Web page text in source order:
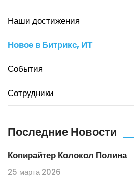
Наши достижения
Новое в Битрикс, ИТ
События
Сотрудники
Последние Новости
Копирайтер Колокол Полина
25 марта 2026